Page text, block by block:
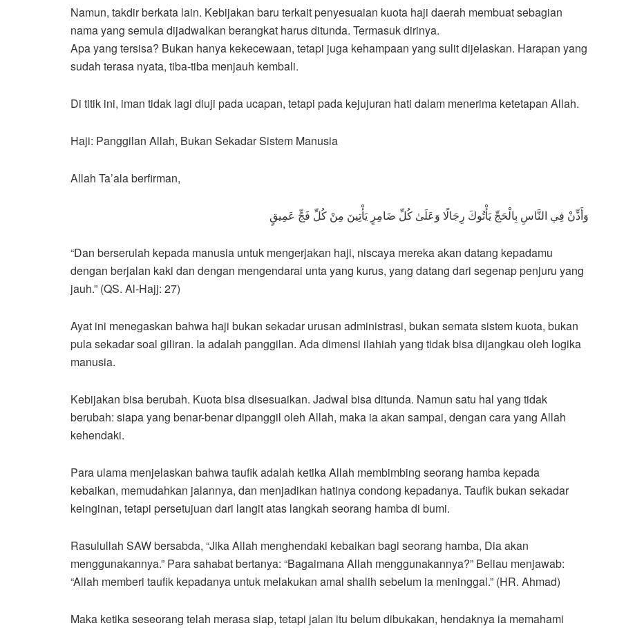
Namun, takdir berkata lain. Kebijakan baru terkait penyesuaian kuota haji daerah membuat sebagian
nama yang semula dijadwalkan berangkat harus ditunda. Termasuk dirinya.
Apa yang tersisa? Bukan hanya kekecewaan, tetapi juga kehampaan yang sulit dijelaskan. Harapan yang
sudah terasa nyata, tiba-tiba menjauh kembali.
Di titik ini, iman tidak lagi diuji pada ucapan, tetapi pada kejujuran hati dalam menerima ketetapan Allah.
Haji: Panggilan Allah, Bukan Sekadar Sistem Manusia
Allah Ta’ala berfirman,
وَأَذِّنْ فِي النَّاسِ بِالْحَجِّ يَأْتُوكَ رِجَالًا وَعَلَىٰ كُلِّ ضَامِرٍ يَأْتِينَ مِنْ كُلِّ فَجٍّ عَمِيقٍ
“Dan berserulah kepada manusia untuk mengerjakan haji, niscaya mereka akan datang kepadamu
dengan berjalan kaki dan dengan mengendarai unta yang kurus, yang datang dari segenap penjuru yang
jauh.” (QS. Al-Hajj: 27)
Ayat ini menegaskan bahwa haji bukan sekadar urusan administrasi, bukan semata sistem kuota, bukan
pula sekadar soal giliran. Ia adalah panggilan. Ada dimensi ilahiah yang tidak bisa dijangkau oleh logika
manusia.
Kebijakan bisa berubah. Kuota bisa disesuaikan. Jadwal bisa ditunda. Namun satu hal yang tidak
berubah: siapa yang benar-benar dipanggil oleh Allah, maka ia akan sampai, dengan cara yang Allah
kehendaki.
Para ulama menjelaskan bahwa taufik adalah ketika Allah membimbing seorang hamba kepada
kebaikan, memudahkan jalannya, dan menjadikan hatinya condong kepadanya. Taufik bukan sekadar
keinginan, tetapi persetujuan dari langit atas langkah seorang hamba di bumi.
Rasulullah SAW bersabda, “Jika Allah menghendaki kebaikan bagi seorang hamba, Dia akan
menggunakannya.” Para sahabat bertanya: “Bagaimana Allah menggunakannya?” Beliau menjawab:
“Allah memberi taufik kepadanya untuk melakukan amal shalih sebelum ia meninggal.” (HR. Ahmad)
Maka ketika seseorang telah merasa siap, tetapi jalan itu belum dibukakan, hendaknya ia memahami